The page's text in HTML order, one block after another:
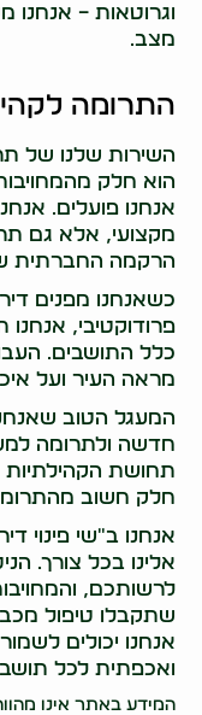
וגרוטאות – אנחנו
מצב.
התרומה
השירות שלנו של
הוא חלק
אנחנו פועלים.
מקצועי, אלא גם
הרקמה החברתית
כשאנחנו מפנים
פרודוקטיבי,
כלל התושבים.
מראה העיר ועל
המעגל הטוב שאנחנו
חדשה ולתרומה
תחושת הקהילתיות
חלק חשוב
אנחנו ב"שי פינוי
אלינו בכל צורך.
לרשותכם,
שתקבלו טיפול
אנחנו יכולים
ואכפתית לכל
המידע באתר אינו